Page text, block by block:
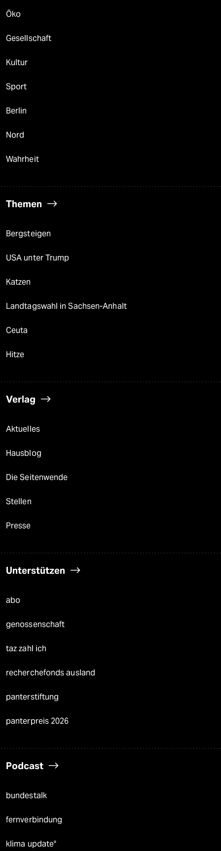
Öko
Gesellschaft
Kultur
Sport
Berlin
Nord
Wahrheit
Themen
Bergsteigen
USA unter Trump
Katzen
Landtagswahl in Sachsen-Anhalt
Ceuta
Hitze
Verlag
Aktuelles
Hausblog
Die Seitenwende
Stellen
Presse
Unterstützen
abo
genossenschaft
taz zahl ich
recherchefonds ausland
panterstiftung
panterpreis 2026
Podcast
bundestalk
fernverbindung
klima update°